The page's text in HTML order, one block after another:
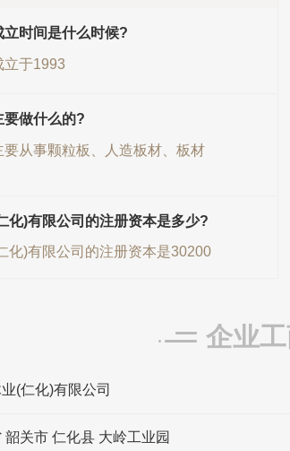
立时间是什么时候?
立于1993
要做什么的?
要从事颗粒板、人造板材、板材
化)有限公司的注册资本是多少?
化)有限公司的注册资本是30200
化)有限公司的法定代表人是曾德
企业
(仁化)有限公司
关市 仁化县 大岭工业园